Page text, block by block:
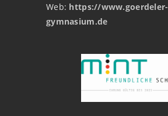
Web: https://www.goerdeler-
gymnasium.de